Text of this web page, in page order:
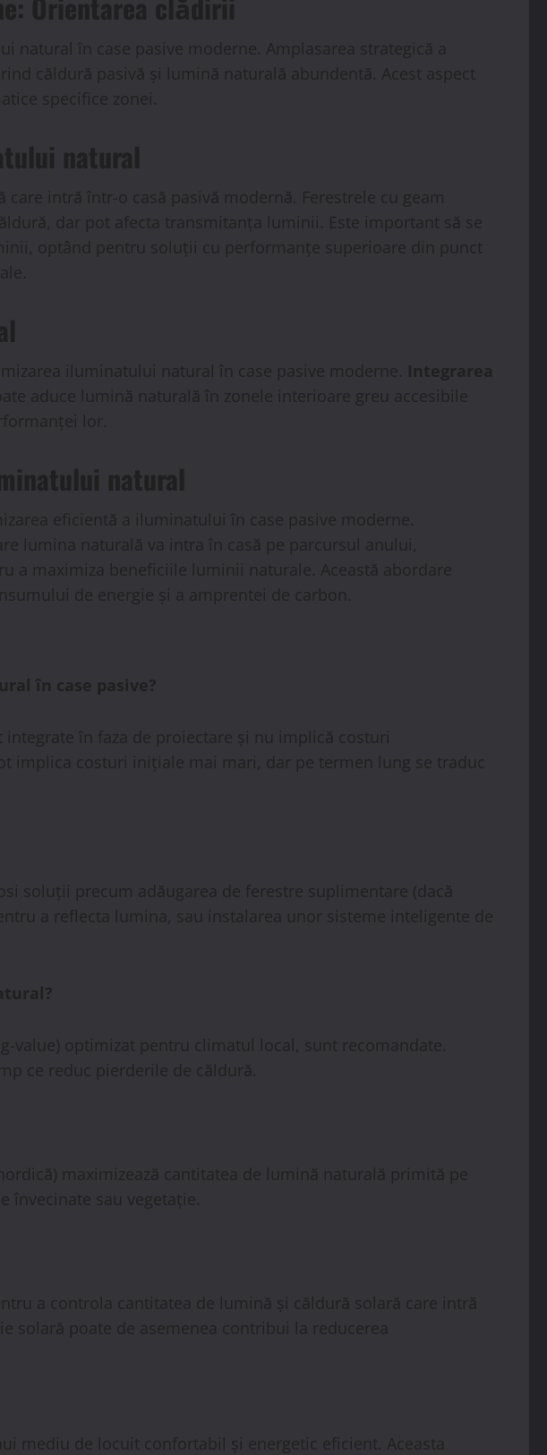
în case pasive moderne. Amplasarea strategică a
căldură pasivă și lumină naturală abundentă. Acest aspect
specifice zonei.
natural
intră într-o casă pasivă modernă. Ferestrele cu geam
dar pot afecta transmitanța luminii. Este important să se
optând pentru soluții cu performanțe superioare din punct
iluminatului natural în case pasive moderne. Integrarea
aduce lumină naturală în zonele interioare greu accesibile
lor.
natural
eficientă a iluminatului în case pasive moderne.
lumina naturală va intra în casă pe parcursul anului,
a maximiza beneficiile luminii naturale. Această abordare
de energie și a amprentei de carbon.
în case pasive?
în faza de proiectare și nu implică costuri
implica costuri inițiale mai mari, dar pe termen lung se traduc
soluții precum adăugarea de ferestre suplimentare (dacă
a reflecta lumina, sau instalarea unor sisteme inteligente de
value) optimizat pentru climatul local, sunt recomandate.
ce reduc pierderile de căldură.
maximizează cantitatea de lumină naturală primită pe
învecinate sau vegetație.
a controla cantitatea de lumină și căldură solară care intră
solară poate de asemenea contribui la reducerea
mediu de locuit confortabil și energetic eficient. Aceasta